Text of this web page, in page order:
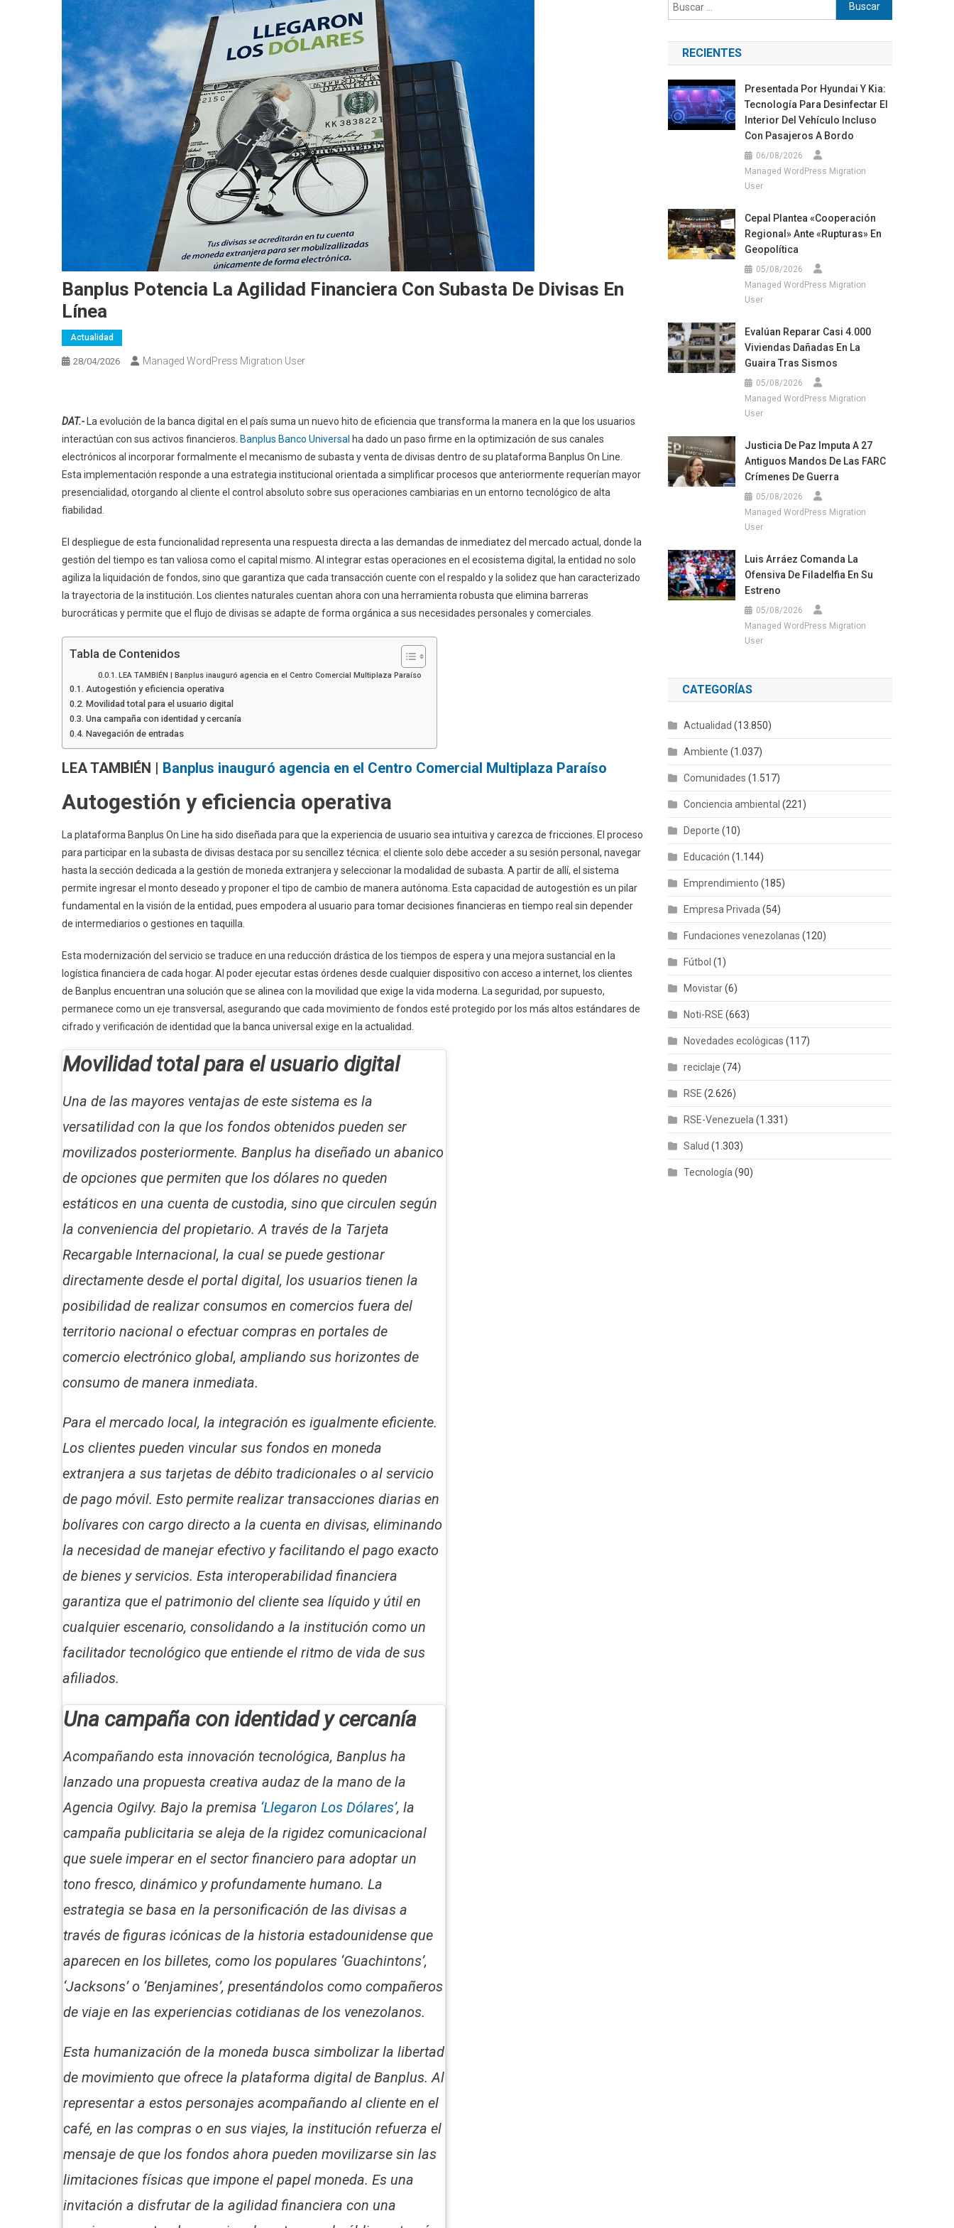
Banplus Potencia La Agilidad Financiera Con Subasta De Divisas En
Línea
Actualidad
28/04/2026 Managed WordPress Migration User
DAT.- La evolución de la banca digital en el país suma un nuevo hito de eficiencia que transforma la manera en la que los usuarios
interactúan con sus activos financieros. Banplus Banco Universal ha dado un paso firme en la optimización de sus canales
electrónicos al incorporar formalmente el mecanismo de subasta y venta de divisas dentro de su plataforma Banplus On Line.
Esta implementación responde a una estrategia institucional orientada a simplificar procesos que anteriormente requerían mayor
presencialidad, otorgando al cliente el control absoluto sobre sus operaciones cambiarias en un entorno tecnológico de alta
fiabilidad.
El despliegue de esta funcionalidad representa una respuesta directa a las demandas de inmediatez del mercado actual, donde la
gestión del tiempo es tan valiosa como el capital mismo. Al integrar estas operaciones en el ecosistema digital, la entidad no solo
agiliza la liquidación de fondos, sino que garantiza que cada transacción cuente con el respaldo y la solidez que han caracterizado
la trayectoria de la institución. Los clientes naturales cuentan ahora con una herramienta robusta que elimina barreras
burocráticas y permite que el flujo de divisas se adapte de forma orgánica a sus necesidades personales y comerciales.
Tabla de Contenidos
LEA TAMBIÉN | Banplus inauguró agencia en el Centro Comercial Multiplaza Paraíso
Autogestión y eficiencia operativa
Movilidad total para el usuario digital
Una campaña con identidad y cercanía
Navegación de entradas
LEA TAMBIÉN | Banplus inauguró agencia en el Centro Comercial Multiplaza Paraíso
Autogestión y eficiencia operativa
La plataforma Banplus On Line ha sido diseñada para que la experiencia de usuario sea intuitiva y carezca de fricciones. El proceso
para participar en la subasta de divisas destaca por su sencillez técnica: el cliente solo debe acceder a su sesión personal, navegar
hasta la sección dedicada a la gestión de moneda extranjera y seleccionar la modalidad de subasta. A partir de allí, el sistema
permite ingresar el monto deseado y proponer el tipo de cambio de manera autónoma. Esta capacidad de autogestión es un pilar
fundamental en la visión de la entidad, pues empodera al usuario para tomar decisiones financieras en tiempo real sin depender
de intermediarios o gestiones en taquilla.
Esta modernización del servicio se traduce en una reducción drástica de los tiempos de espera y una mejora sustancial en la
logística financiera de cada hogar. Al poder ejecutar estas órdenes desde cualquier dispositivo con acceso a internet, los clientes
de Banplus encuentran una solución que se alinea con la movilidad que exige la vida moderna. La seguridad, por supuesto,
permanece como un eje transversal, asegurando que cada movimiento de fondos esté protegido por los más altos estándares de
cifrado y verificación de identidad que la banca universal exige en la actualidad.
Movilidad total para el usuario digital
Una de las mayores ventajas de este sistema es la
versatilidad con la que los fondos obtenidos pueden ser
movilizados posteriormente. Banplus ha diseñado un abanico
de opciones que permiten que los dólares no queden
estáticos en una cuenta de custodia, sino que circulen según
la conveniencia del propietario. A través de la Tarjeta
Recargable Internacional, la cual se puede gestionar
directamente desde el portal digital, los usuarios tienen la
posibilidad de realizar consumos en comercios fuera del
territorio nacional o efectuar compras en portales de
comercio electrónico global, ampliando sus horizontes de
consumo de manera inmediata.
Para el mercado local, la integración es igualmente eficiente.
Los clientes pueden vincular sus fondos en moneda
extranjera a sus tarjetas de débito tradicionales o al servicio
de pago móvil. Esto permite realizar transacciones diarias en
bolívares con cargo directo a la cuenta en divisas, eliminando
la necesidad de manejar efectivo y facilitando el pago exacto
de bienes y servicios. Esta interoperabilidad financiera
garantiza que el patrimonio del cliente sea líquido y útil en
cualquier escenario, consolidando a la institución como un
facilitador tecnológico que entiende el ritmo de vida de sus
afiliados.
Una campaña con identidad y cercanía
Acompañando esta innovación tecnológica, Banplus ha
lanzado una propuesta creativa audaz de la mano de la
Agencia Ogilvy. Bajo la premisa ‘Llegaron Los Dólares’, la
campaña publicitaria se aleja de la rigidez comunicacional
que suele imperar en el sector financiero para adoptar un
tono fresco, dinámico y profundamente humano. La
estrategia se basa en la personificación de las divisas a
través de figuras icónicas de la historia estadounidense que
aparecen en los billetes, como los populares ‘Guachintons’,
‘Jacksons’ o ‘Benjamines’, presentándolos como compañeros
de viaje en las experiencias cotidianas de los venezolanos.
Esta humanización de la moneda busca simbolizar la libertad
de movimiento que ofrece la plataforma digital de Banplus. Al
representar a estos personajes acompañando al cliente en el
café, en las compras o en sus viajes, la institución refuerza el
mensaje de que los fondos ahora pueden movilizarse sin las
limitaciones físicas que impone el papel moneda. Es una
invitación a disfrutar de la agilidad financiera con una
RECIENTES
Presentada Por Hyundai Y Kia:
Tecnología Para Desinfectar El
Interior Del Vehículo Incluso
Con Pasajeros A Bordo
06/08/2026
Managed WordPress Migration
User
Cepal Plantea «cooperación
Regional» Ante «rupturas» En
Geopolítica
05/08/2026
Managed WordPress Migration
User
Evalúan Reparar Casi 4.000
Viviendas Dañadas En La
Guaira Tras Sismos
05/08/2026
Managed WordPress Migration
User
Justicia De Paz Imputa A 27
Antiguos Mandos De Las FARC
Crímenes De Guerra
05/08/2026
Managed WordPress Migration
User
Luis Arráez Comanda La
Ofensiva De Filadelfia En Su
Estreno
05/08/2026
Managed WordPress Migration
User
CATEGORÍAS
Actualidad (13.850)
Ambiente (1.037)
Comunidades (1.517)
Conciencia ambiental (221)
Deporte (10)
Educación (1.144)
Emprendimiento (185)
Empresa Privada (54)
Fundaciones venezolanas (120)
Fútbol (1)
Movistar(6)
Noti-RSE (663)
Novedades ecológicas (117)
reciclaje (74)
RSE (2.626)
RSE-Venezuela (1.331)
Salud (1.303)
Tecnología (90)